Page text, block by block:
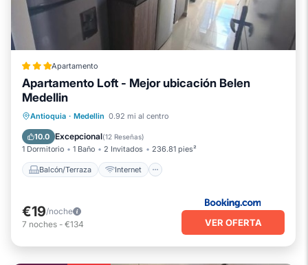
Apartamento
Apartamento Loft - Mejor ubicación Belen
Medellin
Antioquia · Medellin 0.92 mi al centro
10.0 Excepcional(12 Reseñas)
1 Dormitorio 1 Baño 2 Invitados 236.81 pies²
Balcón/Terraza Internet
Balcón/Terraza
Internet
Accesible en silla de ruedas
€19/noche
7 noches - €134 VER OFERTA